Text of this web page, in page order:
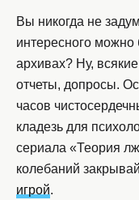
Вы никогда не
интересного
архивах? Ну,
отчеты, допросы.
часов
кладезь для
сериала «Теория
колебаний
игрой.